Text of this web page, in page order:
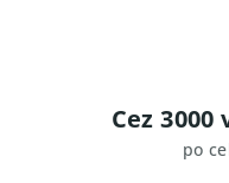
Cez
po